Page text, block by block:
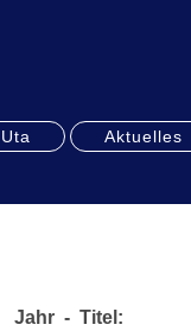
Uta Aktuelles
Jahr - Titel: